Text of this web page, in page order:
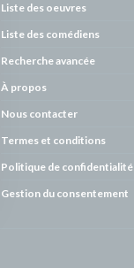
Liste des oeuvres
Liste des comédiens
Recherche avancée
À propos
Nous contacter
Termes et conditions
Politique de confidentialité
Gestion du consentement